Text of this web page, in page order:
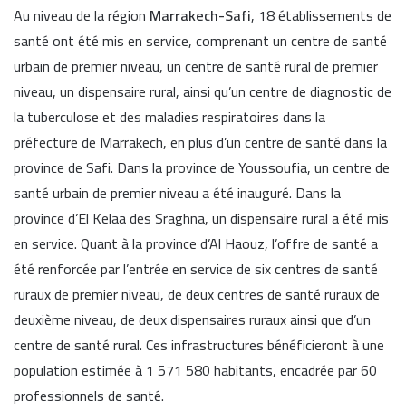
Au niveau de la région Marrakech-Safi, 18 établissements de
santé ont été mis en service, comprenant un centre de santé
urbain de premier niveau, un centre de santé rural de premier
niveau, un dispensaire rural, ainsi qu’un centre de diagnostic de
la tuberculose et des maladies respiratoires dans la
préfecture de Marrakech, en plus d’un centre de santé dans la
province de Safi. Dans la province de Youssoufia, un centre de
santé urbain de premier niveau a été inauguré. Dans la
province d’El Kelaa des Sraghna, un dispensaire rural a été mis
en service. Quant à la province d’Al Haouz, l’offre de santé a
été renforcée par l’entrée en service de six centres de santé
ruraux de premier niveau, de deux centres de santé ruraux de
deuxième niveau, de deux dispensaires ruraux ainsi que d’un
centre de santé rural. Ces infrastructures bénéficieront à une
population estimée à 1 571 580 habitants, encadrée par 60
professionnels de santé.